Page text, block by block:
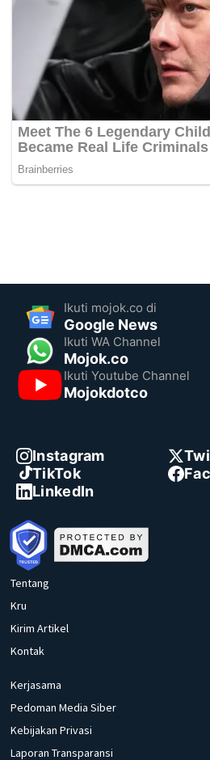
Ikuti mojok.co di
Google News
Ikuti WA Channel
Mojok.co
Ikuti Youtube Channel
Mojokdotco
Instagram
TikTok
LinkedIn
Tentang
Kru
Kirim Artikel
Kontak
Kerjasama
Pedoman Media Siber
Kebijakan Privasi
Laporan Transparansi